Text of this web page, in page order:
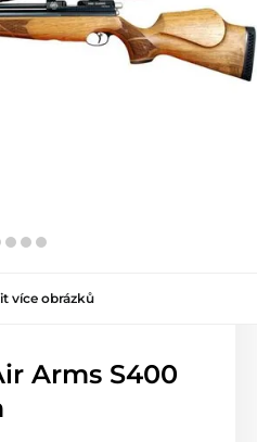
více obrázků
Arms S400